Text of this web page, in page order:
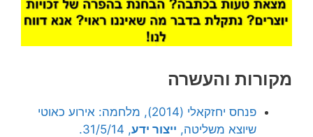
מקורות והעשרה
פנחס יחזקאלי (2014), מלחמה: אירוע כאוטי
שיוצא משליטה, ייצור ידע, 31/5/14.